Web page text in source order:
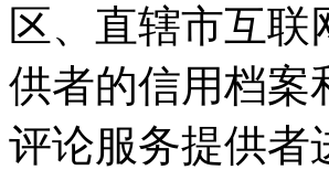
区、直辖市互
供者的信用档案
评论服务提供者